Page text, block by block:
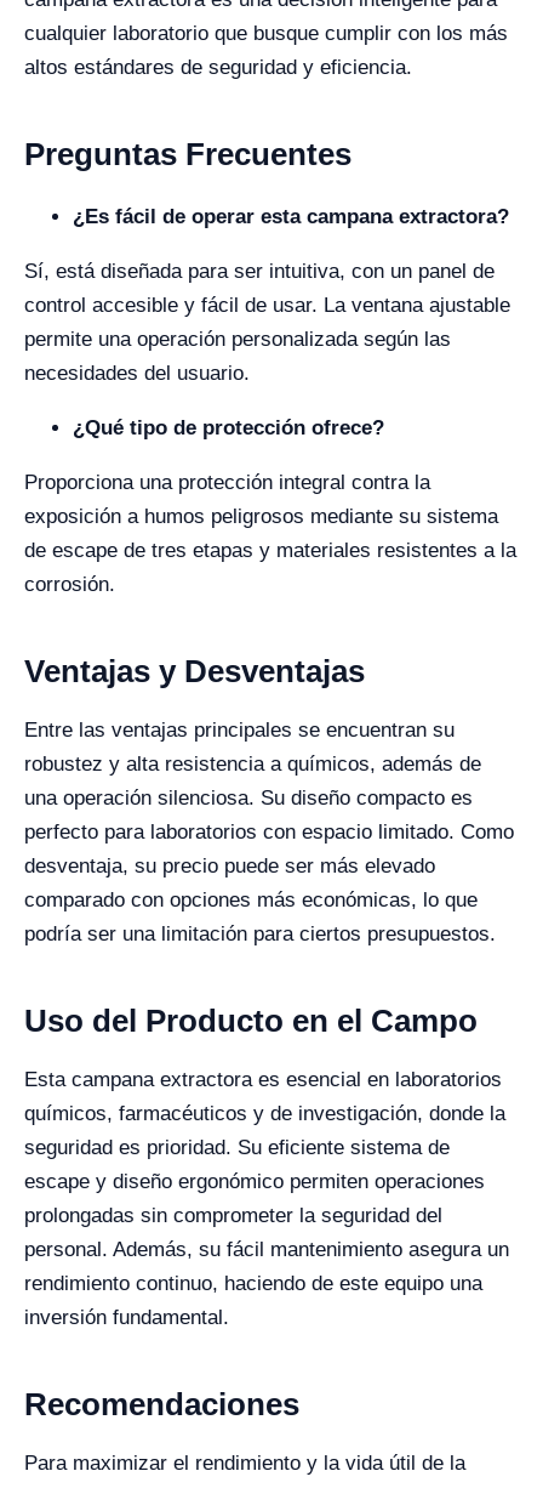
cualquier laboratorio que busque cumplir con los más
altos estándares de seguridad y eficiencia.
Preguntas Frecuentes
¿Es fácil de operar esta campana extractora?
Sí, está diseñada para ser intuitiva, con un panel de
control accesible y fácil de usar. La ventana ajustable
permite una operación personalizada según las
necesidades del usuario.
¿Qué tipo de protección ofrece?
Proporciona una protección integral contra la
exposición a humos peligrosos mediante su sistema
de escape de tres etapas y materiales resistentes a la
corrosión.
Ventajas y Desventajas
Entre las ventajas principales se encuentran su
robustez y alta resistencia a químicos, además de
una operación silenciosa. Su diseño compacto es
perfecto para laboratorios con espacio limitado. Como
desventaja, su precio puede ser más elevado
comparado con opciones más económicas, lo que
podría ser una limitación para ciertos presupuestos.
Uso del Producto en el Campo
Esta campana extractora es esencial en laboratorios
químicos, farmacéuticos y de investigación, donde la
seguridad es prioridad. Su eficiente sistema de
escape y diseño ergonómico permiten operaciones
prolongadas sin comprometer la seguridad del
personal. Además, su fácil mantenimiento asegura un
rendimiento continuo, haciendo de este equipo una
inversión fundamental.
Recomendaciones
Para maximizar el rendimiento y la vida útil de la